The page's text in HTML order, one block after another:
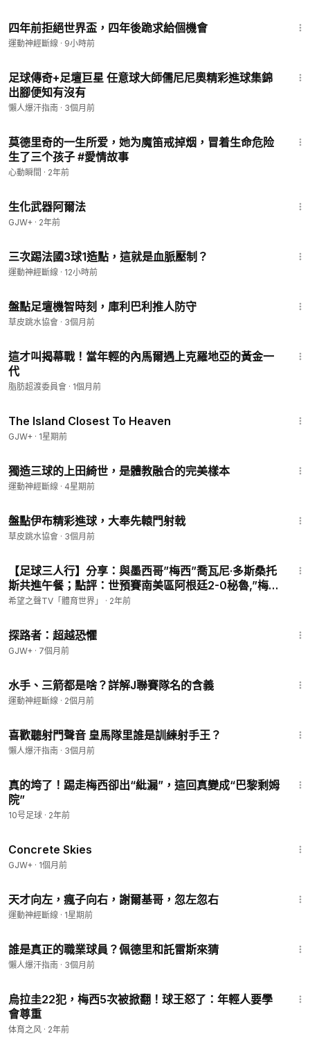
四年前拒絕世界盃，四年後跪求給個機會
運動神經斷線 · 9小時前
足球傳奇+足壇巨星 任意球大師儒尼尼奧精彩進球集錦
出腳便知有沒有
懶人爆汗指南 · 3個月前
莫德里奇的一生所爱，她为魔笛戒掉烟，冒着生命危险
生了三个孩子 #愛情故事
心動瞬間 · 2年前
生化武器阿爾法
GJW+ · 2年前
三次踢法國3球1造點，這就是血脈壓制？
運動神經斷線 · 12小時前
盤點足壇機智時刻，庫利巴利推人防守
草皮跳水協會 · 3個月前
這才叫揭幕戰！當年輕的內馬爾遇上克羅地亞的黃金一
代
脂肪超渡委員會 · 1個月前
The Island Closest To Heaven
GJW+ · 1星期前
獨造三球的上田綺世，是體教融合的完美樣本
運動神經斷線 · 4星期前
盤點伊布精彩進球，大奉先轅門射戟
草皮跳水協會 · 3個月前
【足球三人行】分享：與墨西哥”梅西”喬瓦尼·多斯桑托
斯共進午餐；點評：世預賽南美區阿根廷2-0秘魯,”梅
“開二度； 巴西0-2完敗烏拉圭，內馬爾重傷；歐預賽：
希望之聲TV「體育世界」 · 2年前
探路者：超越恐懼
GJW+ · 7個月前
水手、三箭都是啥？詳解J聯賽隊名的含義
運動神經斷線 · 2個月前
喜歡聽射門聲音 皇馬隊里誰是訓練射手王？
懶人爆汗指南 · 3個月前
真的垮了！踢走梅西卻出“紕漏”，這回真變成“巴黎剩姆
院”
10号足球 · 2年前
Concrete Skies
GJW+ · 1個月前
天才向左，瘋子向右，謝爾基哥，忽左忽右
運動神經斷線 · 1星期前
誰是真正的職業球員？佩德里和託雷斯來猜
懶人爆汗指南 · 3個月前
烏拉圭22犯，梅西5次被掀翻！球王怒了：年輕人要學
會尊重
体育之风 · 2年前